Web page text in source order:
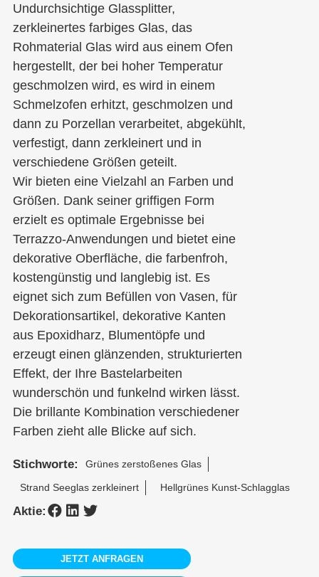
Undurchsichtige Glassplitter,
zerkleinertes farbiges Glas, das
Rohmaterial Glas wird aus einem Ofen
hergestellt, der bei hoher Temperatur
geschmolzen wird, es wird in einem
Schmelzofen erhitzt, geschmolzen und
dann zu Porzellan verarbeitet, abgekühlt,
verfestigt, dann zerkleinert und in
verschiedene Größen geteilt.
Wir bieten eine Vielzahl an Farben und
Größen. Dank seiner griffigen Form
erzielt es optimale Ergebnisse bei
Terrazzo-Anwendungen und bietet eine
dekorative Oberfläche, die farbenfroh,
kostengünstig und langlebig ist. Es
eignet sich zum Befüllen von Vasen, für
Dekorationsartikel, dekorative Kanten
aus Epoxidharz, Blumentöpfe und
erzeugt einen glänzenden, strukturierten
Effekt, der Ihre Bastelarbeiten
wunderschön und funkelnd wirken lässt.
Die brillante Kombination verschiedener
Farben zieht alle Blicke auf sich.
Stichworte: Grünes zerstoßenes Glas
Strand Seeglas zerkleinert Hellgrünes Kunst-Schlagglas
Aktie:
JETZT ANFRAGEN